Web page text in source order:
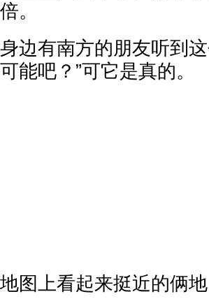
倍。
身边有南方的朋友听到
可能吧？”可它是真的。
地图上看起来挺近的俩